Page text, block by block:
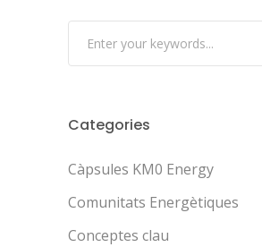
Categories
Càpsules KM0 Energy
Comunitats Energètiques
Conceptes clau